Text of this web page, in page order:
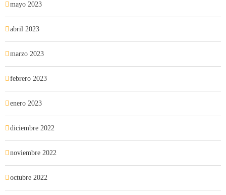
mayo 2023
abril 2023
marzo 2023
febrero 2023
enero 2023
diciembre 2022
noviembre 2022
octubre 2022